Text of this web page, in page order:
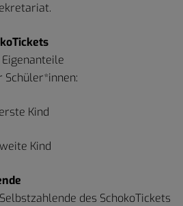
Kind
Kind
des SchokoTickets